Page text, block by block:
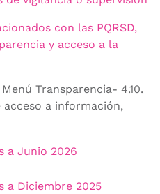
con las PQRSD,
y acceso a la
Transparencia- 4.10.
a información,
a Junio 2026
a Diciembre 2025